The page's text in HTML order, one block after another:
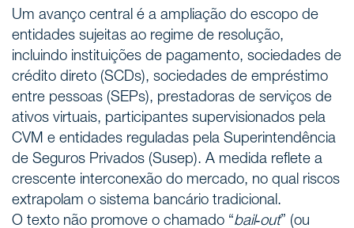
Um avanço central é a ampliação do escopo de
entidades sujeitas ao regime de resolução,
incluindo instituições de pagamento, sociedades de
crédito direto (SCDs), sociedades de empréstimo
entre pessoas (SEPs), prestadoras de serviços de
ativos virtuais, participantes supervisionados pela
CVM e entidades reguladas pela Superintendência
de Seguros Privados (Susep). A medida reflete a
crescente interconexão do mercado, no qual riscos
extrapolam o sistema bancário tradicional.
O texto não promove o chamado “bail‑out” (ou